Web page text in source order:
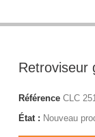
Retroviseur
Référence CLC
État : Nouveau